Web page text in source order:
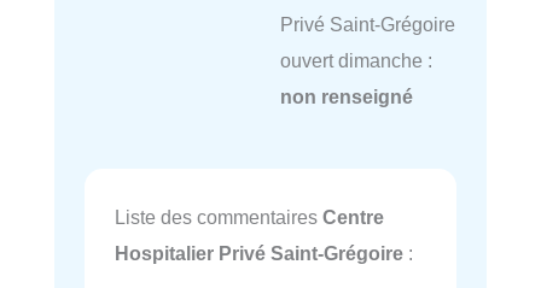
Privé Saint-Grégoire
ouvert dimanche :
non renseigné
Liste des commentaires Centre
Hospitalier Privé Saint-Grégoire :